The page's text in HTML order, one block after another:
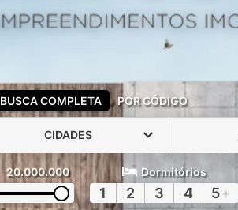
BUSCA COMPLETA POR CÓDIGO
CIDADES
20.000.000 Dormitórios
1 2 3 4 5+